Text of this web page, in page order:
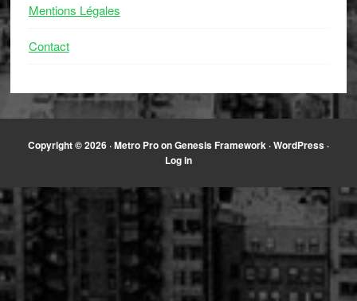
Mentions Légales
Contact
Copyright © 2026 ·Metro ProonGenesis Framework ·WordPress ·
Log in